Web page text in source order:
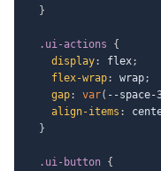
}
.ui-actions
{
display: flex;
flex-wrap: wrap;
gap: var( --space-
align-items :
}
.ui-button {